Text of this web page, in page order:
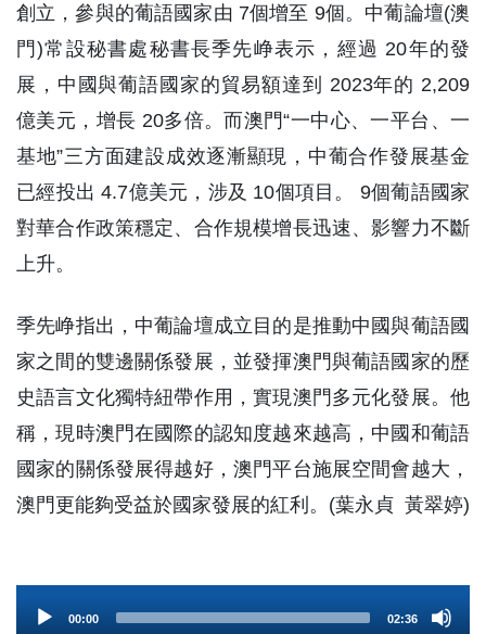
創立，參與的葡語國家由 7個增至 9個。中葡論壇(澳
門)常設秘書處秘書長季先峥表示，經過 20年的發
展，中國與葡語國家的貿易額達到 2023年的 2,209
億美元，增長 20多倍。而澳門“一中心、一平台、一
基地”三方面建設成效逐漸顯現，中葡合作發展基金
已經投出 4.7億美元，涉及 10個項目。 9個葡語國家
對華合作政策穩定、合作規模增長迅速、影響力不斷
上升。
季先峥指出，中葡論壇成立目的是推動中國與葡語國
家之間的雙邊關係發展，並發揮澳門與葡語國家的歷
史語言文化獨特紐帶作用，實現澳門多元化發展。他
稱，現時澳門在國際的認知度越來越高，中國和葡語
國家的關係發展得越好，澳門平台施展空間會越大，
澳門更能夠受益於國家發展的紅利。(葉永貞 黃翠婷)
Player
00:00 02:36